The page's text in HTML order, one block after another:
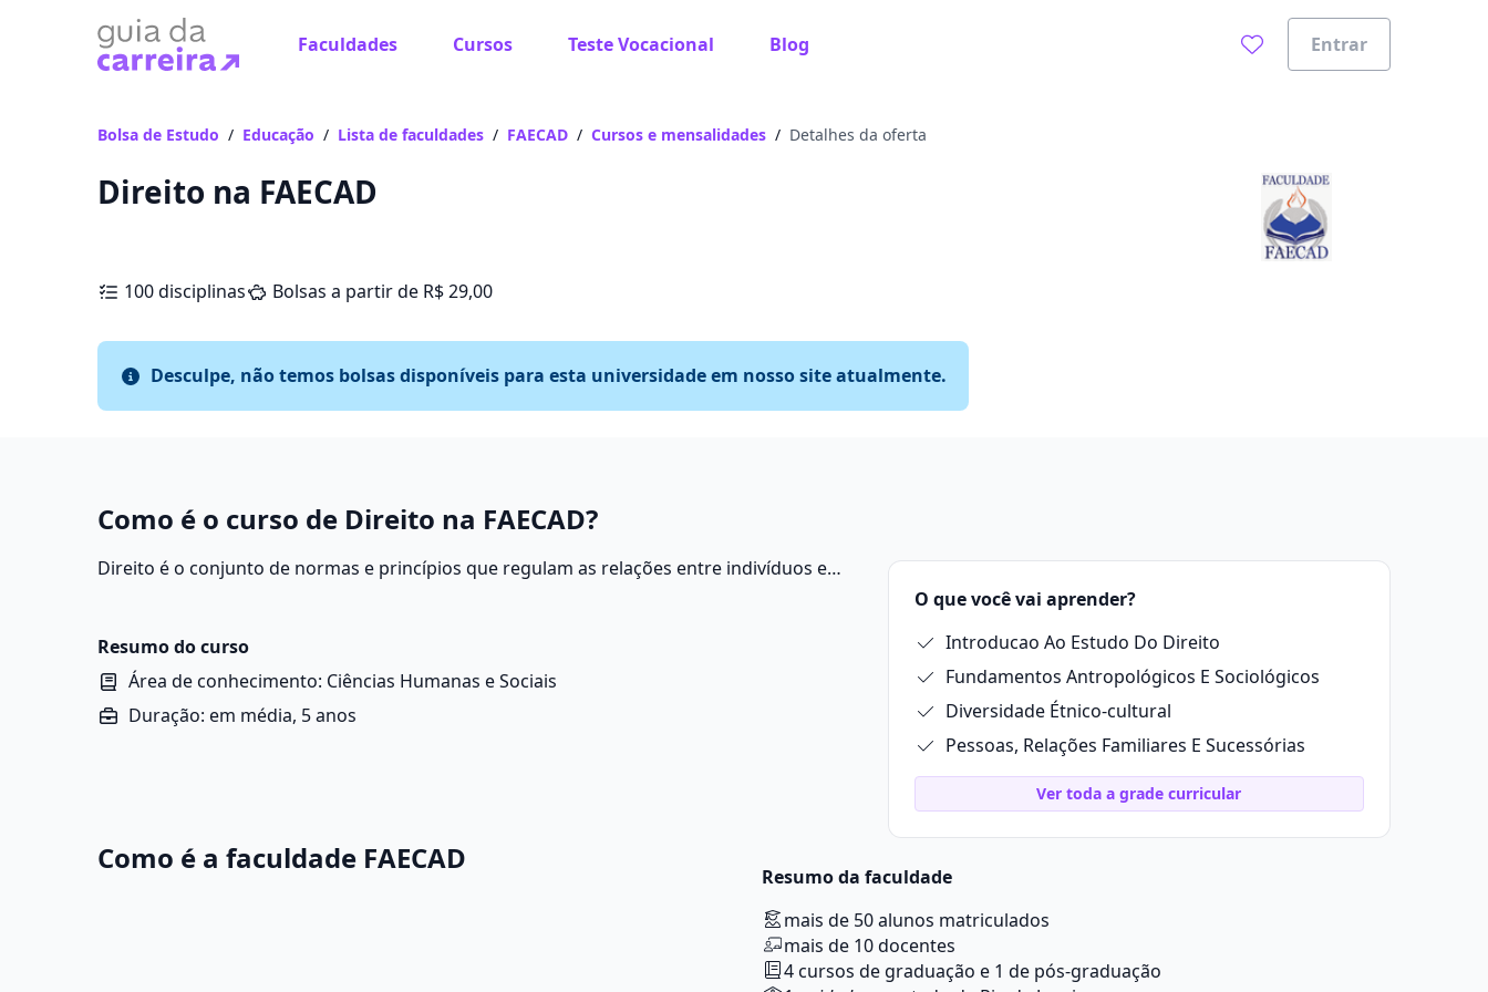
Faculdades Cursos Teste Vocacional Blog Entrar
Bolsa de Estudo / Educação / Lista de faculdades / FAECAD / Cursos e mensalidades / Detalhes da oferta
Direito na FAECAD
100 disciplinas Bolsas a partir de R$ 29,00
Desculpe, não temos bolsas disponíveis para esta universidade em nosso site atualmente.
Como é o curso de Direito na FAECAD?
Direito é o conjunto de normas e princípios que regulam as relações entre indivíduos e
redação, filosofia, sociologia e atualidades.
Resumo do curso
Área de conhecimento: Ciências Humanas e Sociais
Duração: em média, 5 anos
O que você vai aprender?
Introducao Ao Estudo Do Direito
Fundamentos Antropológicos E Sociológicos
Diversidade Étnico-cultural
Pessoas, Relações Familiares E Sucessórias
Ver toda a grade curricular
Como é a faculdade FAECAD
Resumo da faculdade
mais de 50 alunos matriculados
mais de 10 docentes
4 cursos de graduação e 1 de pós-graduação